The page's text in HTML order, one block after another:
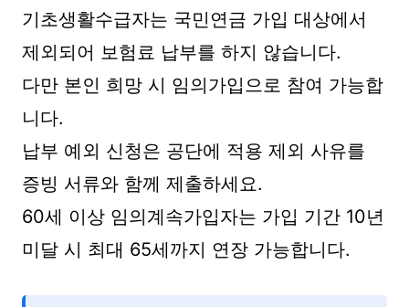
기초생활수급자는 국민연금 가입 대상에서
제외되어 보험료 납부를 하지 않습니다.
다만 본인 희망 시 임의가입으로 참여 가능합
니다.
납부 예외 신청은 공단에 적용 제외 사유를
증빙 서류와 함께 제출하세요.
60세 이상 임의계속가입자는 가입 기간 10년
미달 시 최대 65세까지 연장 가능합니다.